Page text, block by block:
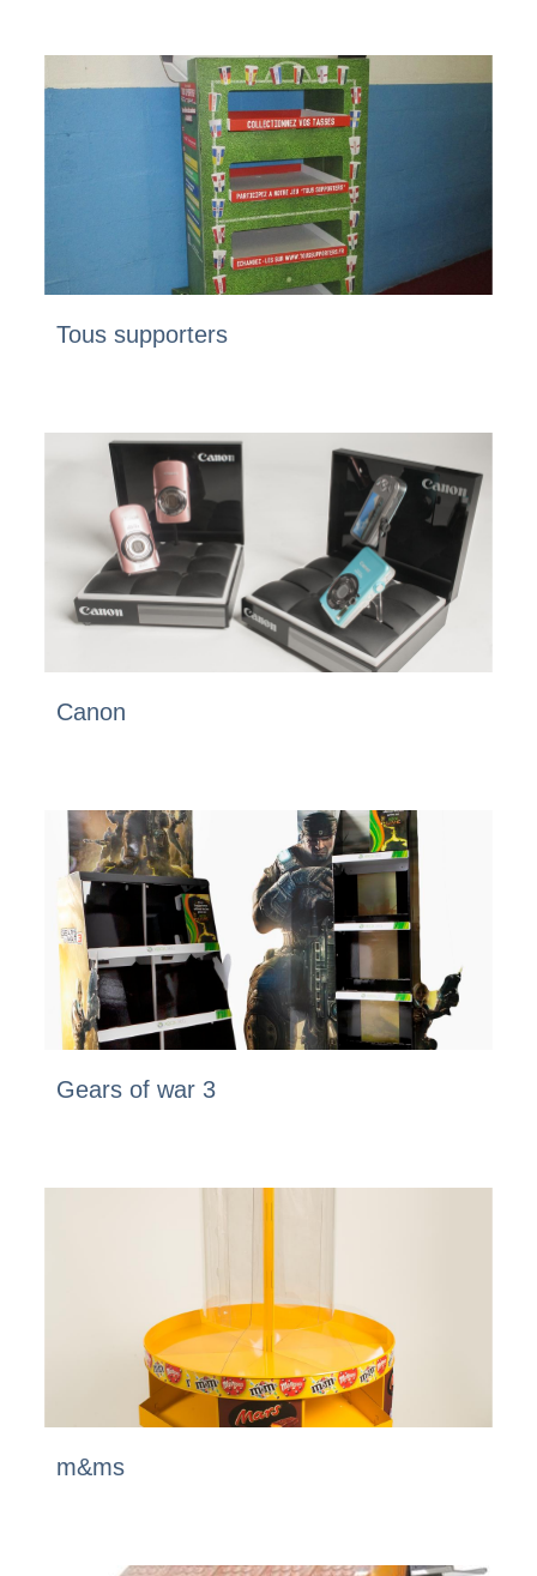
Tous supporters
Canon
Gears of war 3
m&ms